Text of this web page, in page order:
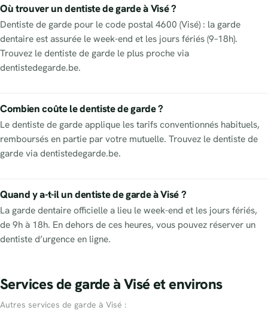
Où trouver un dentiste de garde à Visé ?
Dentiste de garde pour le code postal 4600 (Visé) : la garde
dentaire est assurée le week-end et les jours fériés (9–18h).
Trouvez le dentiste de garde le plus proche via
dentistedegarde.be.
Combien coûte le dentiste de garde ?
Le dentiste de garde applique les tarifs conventionnés habituels,
remboursés en partie par votre mutuelle. Trouvez le dentiste de
garde via dentistedegarde.be.
Quand y a-t-il un dentiste de garde à Visé ?
La garde dentaire officielle a lieu le week-end et les jours fériés,
de 9h à 18h. En dehors de ces heures, vous pouvez réserver un
dentiste d’urgence en ligne.
Services de garde à Visé et environs
Autres services de garde à Visé :